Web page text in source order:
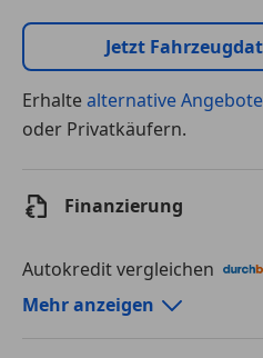
Jetzt
Erhaltealternative Angebote
oder Privatkäufern.
Finanzierung
Autokredit vergleichen
Autokredit-Rechner von
Mehr anzeigen